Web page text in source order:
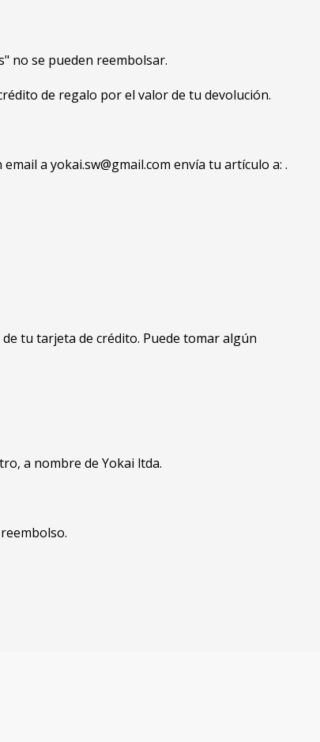
no se pueden reembolsar.
de regalo por el valor de tu devolución.
a yokai.sw@gmail.com envía tu artículo a: .
tu tarjeta de crédito. Puede tomar algún
a nombre de Yokai ltda.